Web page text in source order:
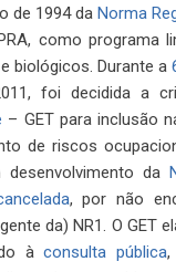
de 1994 da Norma
como programa
biológicos. Durante a
foi decidida a
– GET para inclusão
de riscos
da
, por não
da) NR1. O GET
àconsulta pública,